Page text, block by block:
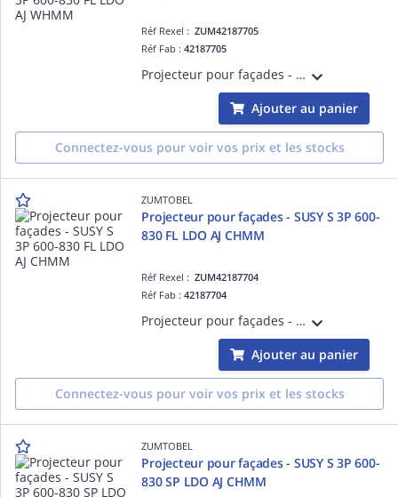
Réf Rexel :ZUM42187705
Réf Fab :42187705
Projecteur pour façades - SUSY S 3P 600-830 FL LDO AJ WHMM - Projecteur LED pour éclairage de mise en valeur ¿ 588 lm ¿ 9W ¿ 30° ¿ 3000K ¿ Ra>80 ¿ IP68 ¿ version DALI
Ajouter au panier
Connectez-vous pour voir vos prix et les stocks
ZUMTOBEL
Projecteur pour façades - SUSY S 3P 600-
830 FL LDO AJ CHMM
Réf Rexel :ZUM42187704
Réf Fab :42187704
Projecteur pour façades - SUSY S 3P 600-830 FL LDO AJ CHMM - Projecteur LED pour éclairage de mise en valeur ¿ 588 lm ¿ 9W ¿ 30° ¿ 3000K ¿ Ra>80 ¿ IP68 ¿ version DALI
Ajouter au panier
Connectez-vous pour voir vos prix et les stocks
ZUMTOBEL
Projecteur pour façades - SUSY S 3P 600-
830 SP LDO AJ CHMM